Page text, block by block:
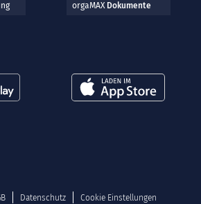
orgaMAX Dokumente
Datenschutz Cookie Einstellungen